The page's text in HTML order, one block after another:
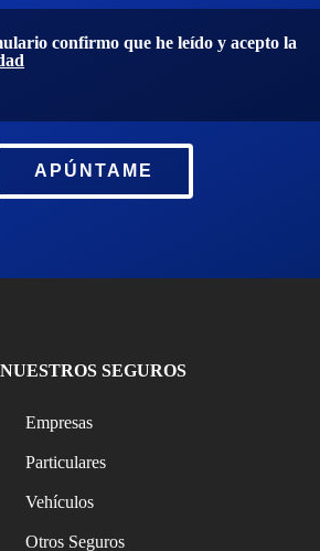
confirmo que he leído y acepto la
APÚNTAME
NUESTROS SEGUROS
Empresas
Particulares
Vehículos
Otros Seguros